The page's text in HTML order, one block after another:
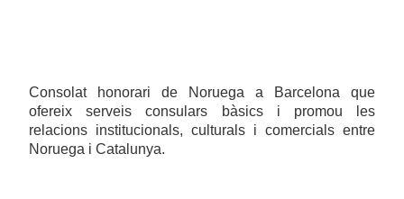
Consolat honorari de Noruega a Barcelona que
ofereix serveis consulars bàsics i promou les
relacions institucionals, culturals i comercials entre
Noruega i Catalunya.